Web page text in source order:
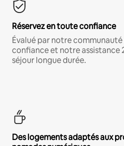
Réservez en toute confiance
Évalué par notre
confiance et notre assistance
séjour longue durée.
Des logements adaptés aux